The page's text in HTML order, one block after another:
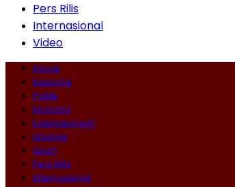
Pers Rilis
Internasional
Video
Home
Nasional
Politik
Ekonomi
Entertainment
Lifestyle
Sport
Pers Rilis
Internasional